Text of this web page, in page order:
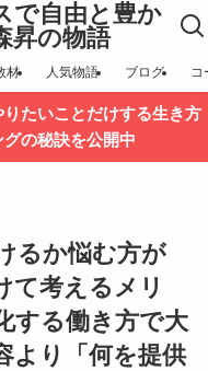
で自由と豊か
昇の物語
材 人気物語 ブログ コ
たいことだけする生き方
の秘訣を公開中
るか悩む方が
て考えるメリ
する働き方で大
より「何を提供